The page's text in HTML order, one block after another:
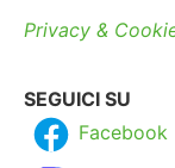
Privacy &
SEGUICI SU
Facebook